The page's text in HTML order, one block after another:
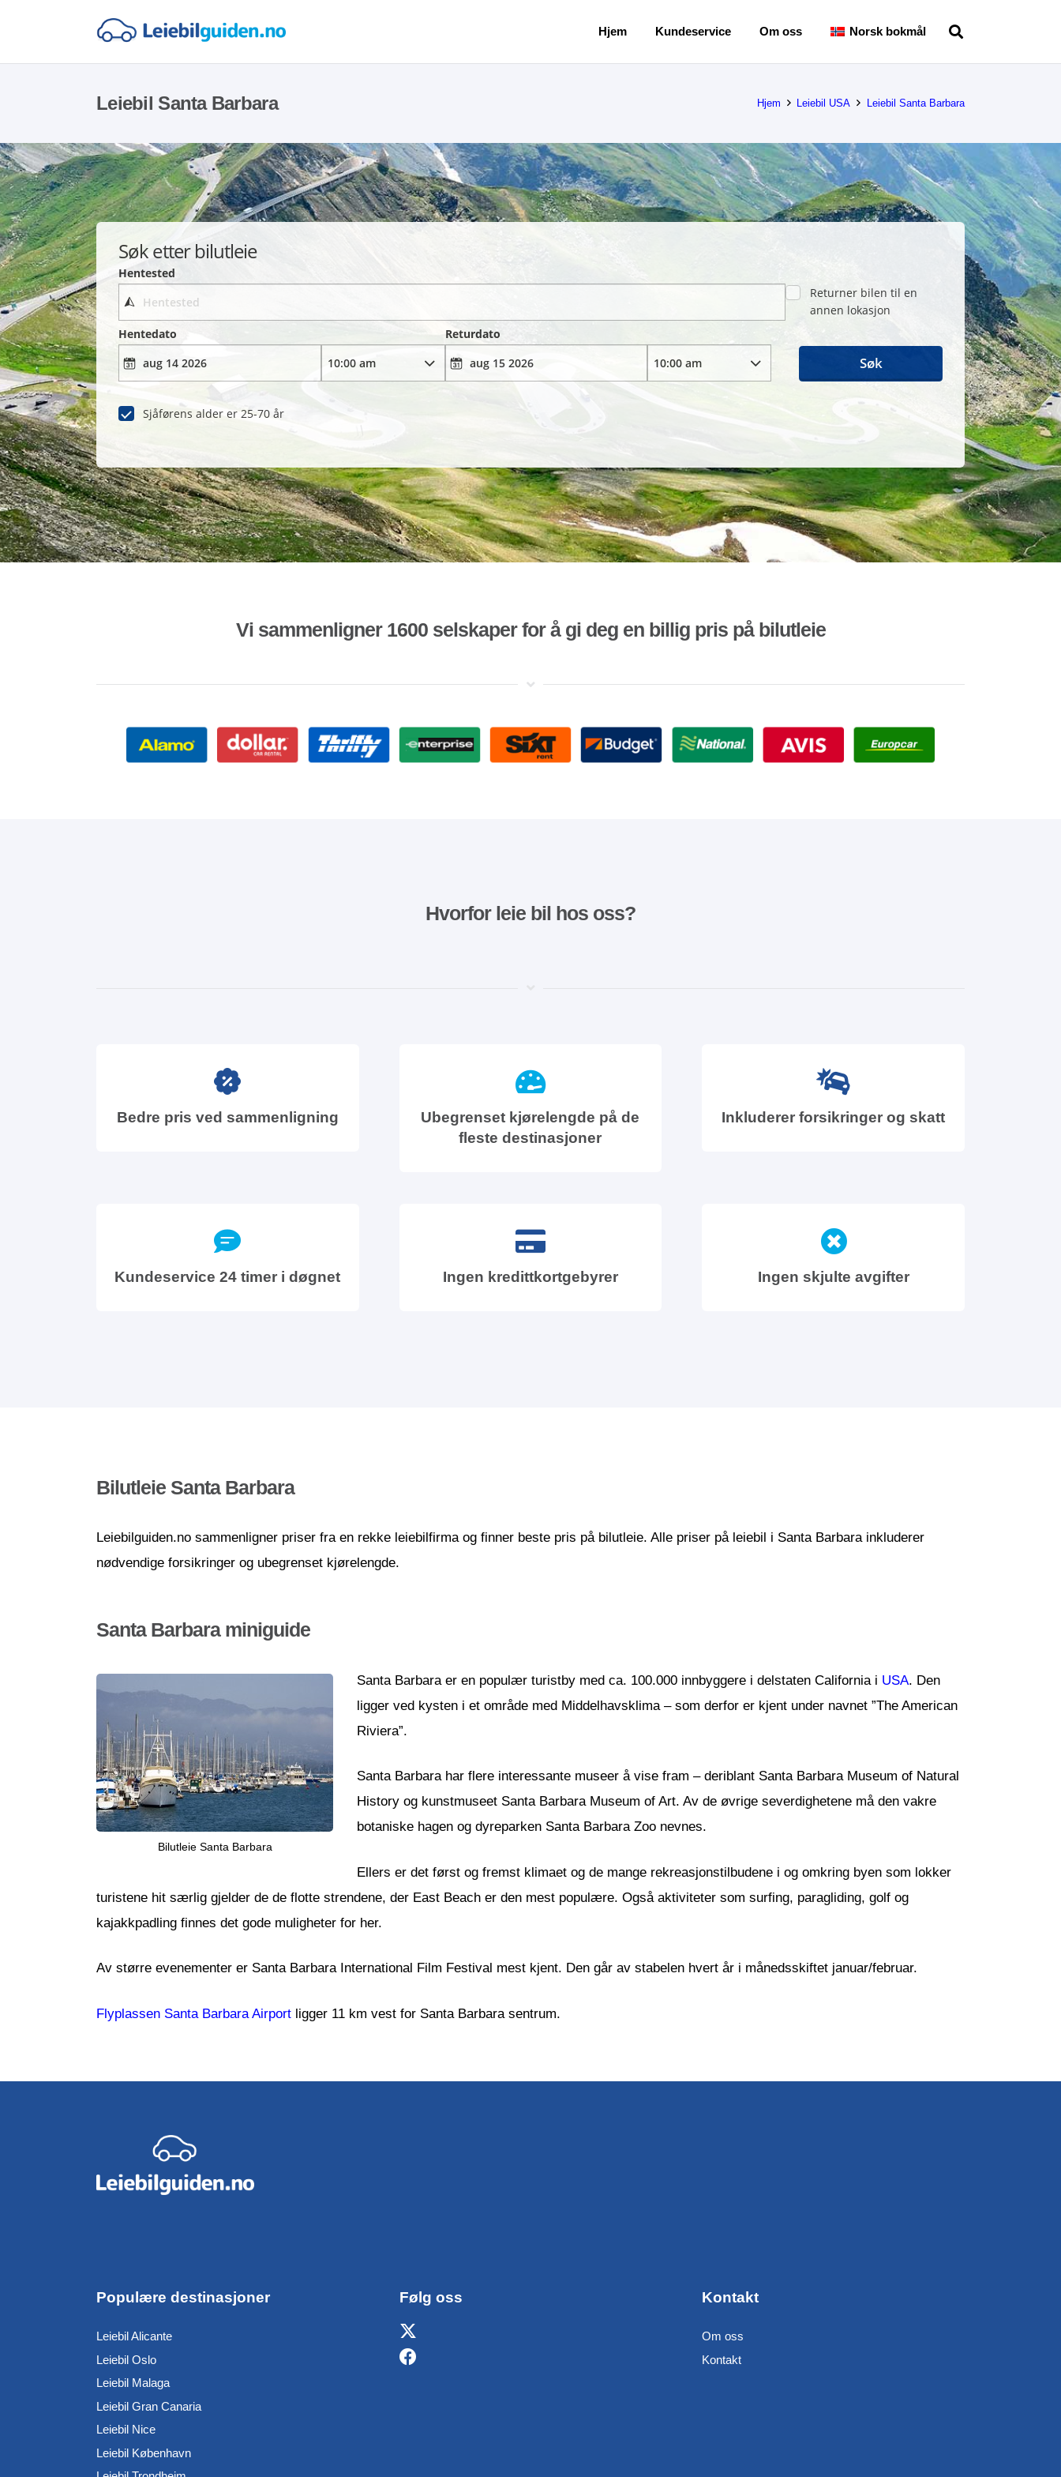
Hjem Kundeservice Om oss Norsk bokmål
Leiebil Santa Barbara Hjem Leiebil USA Leiebil Santa Barbara
Søk etter bilutleie
Hentested
Returner bilen til en
annen lokasjon
Hentedato
Returdato
Sjåførens alder er 25-70 år
Søk
Vi sammenligner 1600 selskaper for å gi deg en billig pris på bilutleie
Hvorfor leie bil hos oss?
Bedre pris ved sammenligning
Ubegrenset kjørelengde på de
fleste destinasjoner
Inkluderer forsikringer og skatt
Kundeservice 24 timer i døgnet Ingen kredittkortgebyrer Ingen skjulte avgifter
Bilutleie Santa Barbara
Leiebilguiden.no sammenligner priser fra en rekke leiebilfirma og finner beste pris på bilutleie. Alle priser på leiebil i Santa Barbara inkluderer
nødvendige forsikringer og ubegrenset kjørelengde.
Santa Barbara miniguide
Bilutleie Santa Barbara
Santa Barbara er en populær turistby med ca. 100.000 innbyggere i delstaten California i USA. Den
ligger ved kysten i et område med Middelhavsklima – som derfor er kjent under navnet ”The American
Riviera”.
Santa Barbara har flere interessante museer å vise fram – deriblant Santa Barbara Museum of Natural
History og kunstmuseet Santa Barbara Museum of Art. Av de øvrige severdighetene må den vakre
botaniske hagen og dyreparken Santa Barbara Zoo nevnes.
Ellers er det først og fremst klimaet og de mange rekreasjonstilbudene i og omkring byen som lokker
turistene hit særlig gjelder de de flotte strendene, der East Beach er den mest populære. Også aktiviteter som surfing, paragliding, golf og
kajakkpadling finnes det gode muligheter for her.
Av større evenementer er Santa Barbara International Film Festival mest kjent. Den går av stabelen hvert år i månedsskiftet januar/februar.
Flyplassen Santa Barbara Airport ligger 11 km vest for Santa Barbara sentrum.
Populære destinasjoner
Leiebil Alicante
Leiebil Oslo
Leiebil Malaga
Leiebil Gran Canaria
Leiebil Nice
Leiebil København
Følg oss Kontakt
Om oss
Kontakt